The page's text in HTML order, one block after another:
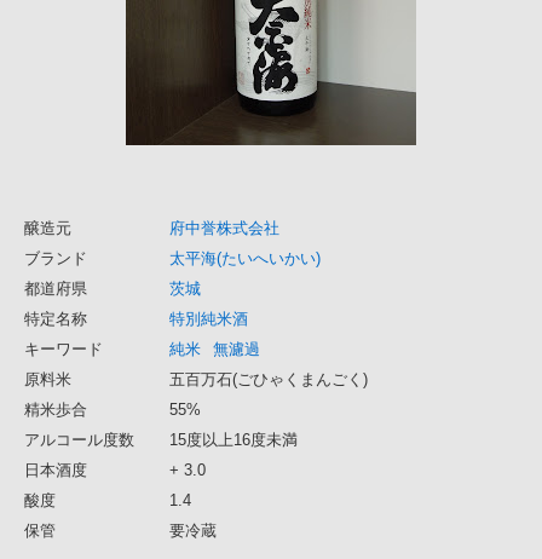
醸造元
府中誉株式会社
ブランド
太平海(たいへいかい)
都道府県
茨城
特定名称
特別純米酒
キーワード
純米
無濾過
原料米
五百万石(ごひゃくまんごく)
精米歩合
55%
アルコール度数
15度以上16度未満
日本酒度
+ 3.0
酸度
1.4
保管
要冷蔵